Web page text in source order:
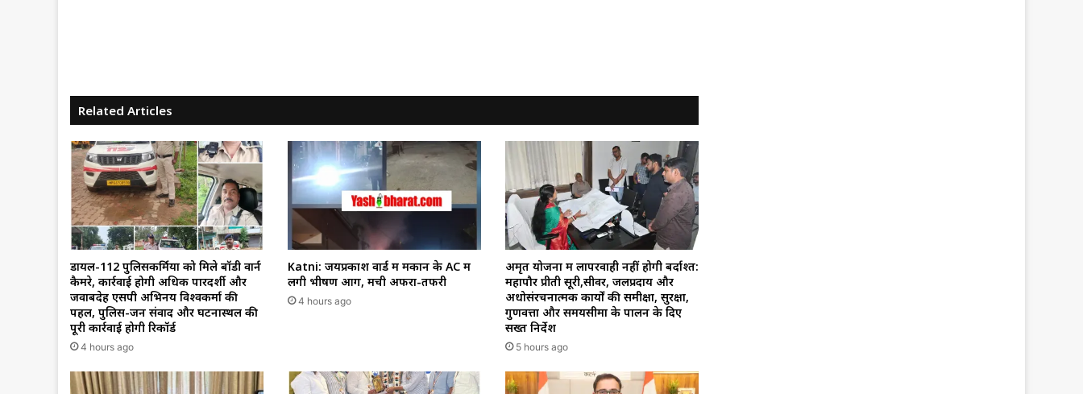
Related Articles
डायल-112 पुलिसकर्मियों को मिले बॉडी वार्न
कैमरे, कार्रवाई होगी अधिक पारदर्शी और
जवाबदेह एसपी अभिनय विश्वकर्मा की
पहल, पुलिस-जन संवाद और घटनास्थल की
पूरी कार्रवाई होगी रिकॉर्ड
4 hours ago
Katni: जयप्रकाश वार्ड में मकान के AC में
लगी भीषण आग, मची अफरा-तफरी
4 hours ago
अमृत योजना में लापरवाही नहीं होगी बर्दाश्त:
महापौर प्रीती सूरी,सीवर, जलप्रदाय और
अधोसंरचनात्मक कार्यों की समीक्षा, सुरक्षा,
गुणवत्ता और समयसीमा के पालन के दिए
सख्त निर्देश
5 hours ago